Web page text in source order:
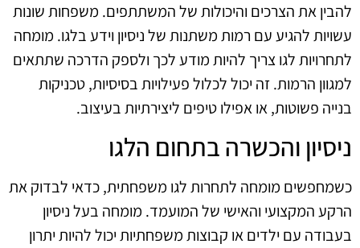
להבין את הצרכים והיכולות של המשתתפים. משפחות שונות
עשויות להגיע עם רמות משתנות של ניסיון וידע בלגו. מומחה
לתחרויות לגו צריך להיות מודע לכך ולספק הדרכה שתתאים
למגוון הרמות. זה יכול לכלול פעילויות בסיסיות, טכניקות
בנייה פשוטות, או אפילו טיפים ליצירתיות בעיצוב.
ניסיון והכשרה בתחום הלגו
כשמחפשים מומחה לתחרות לגו משפחתית, כדאי לבדוק את
הרקע המקצועי והאישי של המועמד. מומחה בעל ניסיון
בעבודה עם ילדים או קבוצות משפחתיות יכול להיות יתרון